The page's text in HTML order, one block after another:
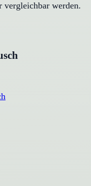
vergleichbar werden.